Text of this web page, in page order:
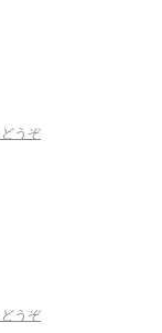
うぞ
うぞ